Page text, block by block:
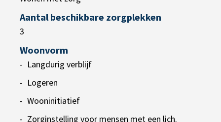
Aantal beschikbare zorgplekken
3
Woonvorm
Langdurig verblijf
Logeren
Wooninitiatief
Zorginstelling voor mensen met een lich.